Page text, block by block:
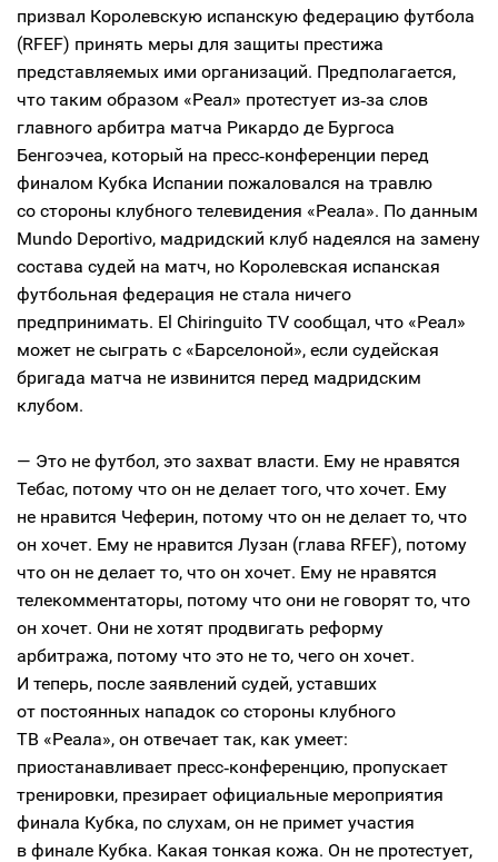
призвал Королевскую испанскую федерацию футбола
(RFEF) принять меры для защиты престижа
представляемых ими организаций. Предполагается,
что таким образом «Реал» протестует из‑за слов
главного арбитра матча Рикардо де Бургоса
Бенгоэчеа, который на пресс‑конференции перед
финалом Кубка Испании пожаловался на травлю
со стороны клубного телевидения «Реала». По данным
Mundo Deportivo, мадридский клуб надеялся на замену
состава судей на матч, но Королевская испанская
футбольная федерация не стала ничего
предпринимать. El Chiringuito TV сообщал, что «Реал»
может не сыграть с «Барселоной», если судейская
бригада матча не извинится перед мадридским
клубом.
— Это не футбол, это захват власти. Ему не нравятся
Тебас, потому что он не делает того, что хочет. Ему
не нравится Чеферин, потому что он не делает то, что
он хочет. Ему не нравится Лузан (глава RFEF), потому
что он не делает то, что он хочет. Ему не нравятся
телекомментаторы, потому что они не говорят то, что
он хочет. Они не хотят продвигать реформу
арбитража, потому что это не то, чего он хочет.
И теперь, после заявлений судей, уставших
от постоянных нападок со стороны клубного
ТВ «Реала», он отвечает так, как умеет:
приостанавливает пресс‑конференцию, пропускает
тренировки, презирает официальные мероприятия
финала Кубка, по слухам, он не примет участия
в финале Кубка. Какая тонкая кожа. Он не протестует,